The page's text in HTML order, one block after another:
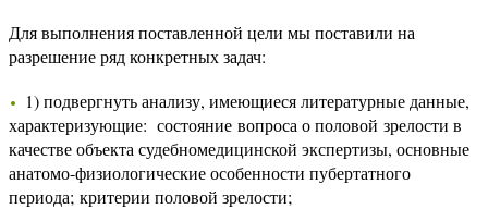
Для выполнения поставленной цели мы поставили на
разрешение ряд конкретных задач:
1) подвергнуть анализу, имеющиеся литературные данные,
характеризующие: состояние вопроса о половой зрелости в
качестве объекта судебномедицинской экспертизы, основные
анатомо-физиологические особенности пубертатного
периода; критерии половой зрелости;